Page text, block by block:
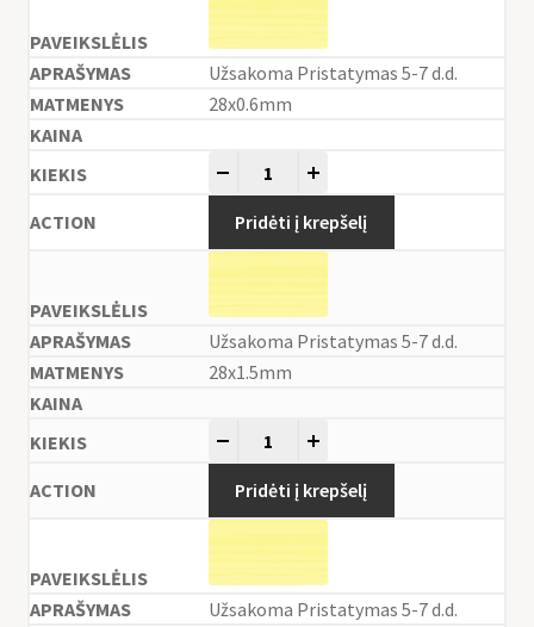
Užsakoma Pristatymas 5-7 d.d.
28x0.6mm
Pridėti į krepšelį
Užsakoma Pristatymas 5-7 d.d.
28x1.5mm
Pridėti į krepšelį
Užsakoma Pristatymas 5-7 d.d.